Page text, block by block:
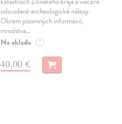
odovzdané archeologické nálezy.
Okrem písomných informácií,
množstva…
Na sklade ?
40,00 €